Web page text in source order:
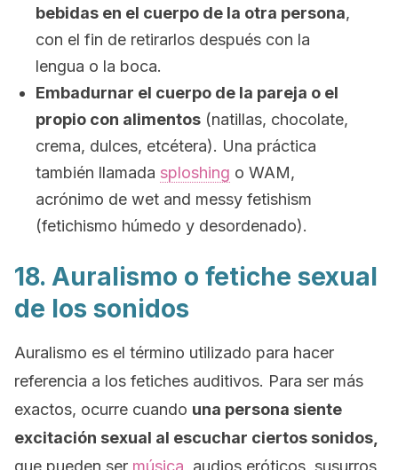
bebidas en el cuerpo de la otra persona,
con el fin de retirarlos después con la
lengua o la boca.
Embadurnar el cuerpo de la pareja o el
propio con alimentos (natillas, chocolate,
crema, dulces, etcétera). Una práctica
también llamada sploshing o WAM,
acrónimo de wet and messy fetishism
(fetichismo húmedo y desordenado).
18. Auralismo o fetiche sexual
de los sonidos
Auralismo es el término utilizado para hacer
referencia a los fetiches auditivos. Para ser más
exactos, ocurre cuando una persona siente
excitación sexual al escuchar ciertos sonidos,
que pueden ser música , audios eróticos, susurros,